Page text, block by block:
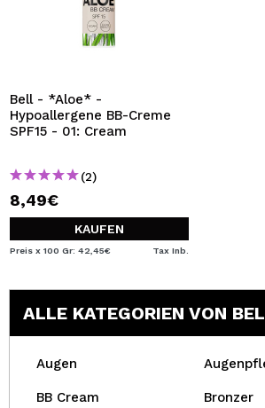
Bell - *Aloe* -
Hypoallergene BB-Creme
SPF15 - 01: Cream
(2)
8,49€
KAUFEN
Preis x 100 Gr: 42,45€ Tax Inb.
ALLE KATEGORIEN VON
Augen
BB Cream Bronzer